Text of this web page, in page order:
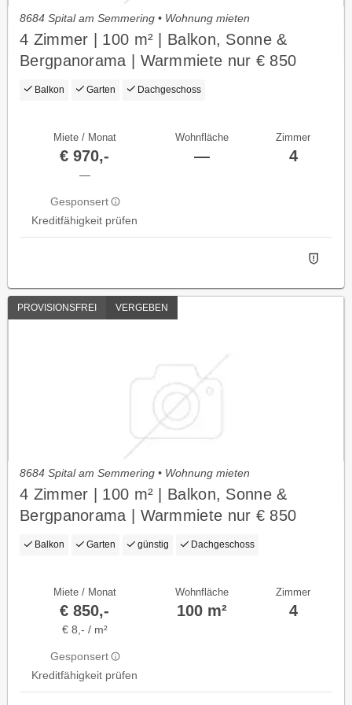
8684 Spital am Semmering • Wohnung mieten
4 Zimmer | 100 m² | Balkon, Sonne &
Bergpanorama | Warmmiete nur € 850
Balkon Garten Dachgeschoss
Miete / Monat
€ 970,-
—
Gesponsert
Kreditfähigkeit prüfen
Wohnfläche
—
Zimmer
4
PROVISIONSFREI VERGEBEN
8684 Spital am Semmering • Wohnung mieten
4 Zimmer | 100 m² | Balkon, Sonne &
Bergpanorama | Warmmiete nur € 850
Balkon Garten günstig Dachgeschoss
Miete / Monat
€ 850,-
€ 8,- / m²
Gesponsert
Kreditfähigkeit prüfen
Wohnfläche
100 m²
Zimmer
4